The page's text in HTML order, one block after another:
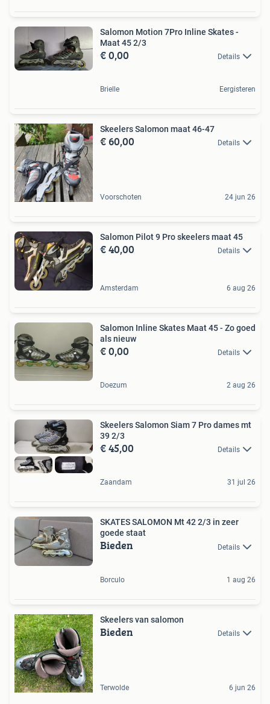
Salomon Motion 7Pro Inline Skates -
Maat 45 2/3
€ 0,00 Details
Brielle Eergisteren
Skeelers Salomon maat 46-47
€ 60,00 Details
Voorschoten 24 jun 26
Salomon Pilot 9 Pro skeelers maat 45
€ 40,00 Details
Amsterdam 6 aug 26
Salomon Inline Skates Maat 45 - Zo goed
als nieuw
€ 0,00 Details
Doezum 2 aug 26
Skeelers Salomon Siam 7 Pro dames mt
39 2/3
€ 45,00 Details
Zaandam 31 jul 26
SKATES SALOMON Mt 42 2/3 in zeer
goede staat
Bieden Details
Borculo 1 aug 26
Skeelers van salomon
Bieden Details
Terwolde 6 jun 26